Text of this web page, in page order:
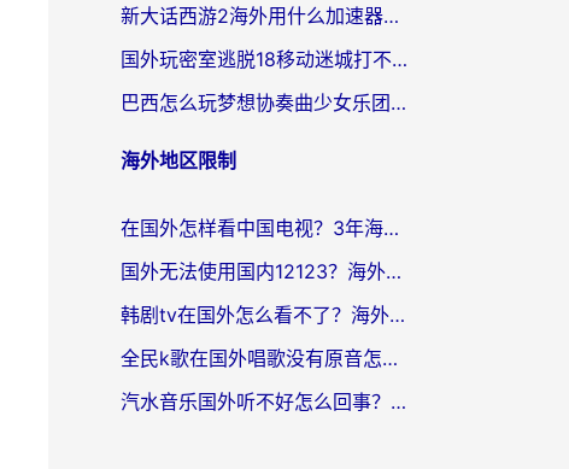
新大话西游2海外用什么加速器登录？老玩家亲测有效的国服游戏加速指南
国外玩密室逃脱18移动迷城打不开怎么办？海外玩家亲测有效的解决指南
巴西怎么玩梦想协奏曲少女乐团派对？海外党必看的国服游戏加速全攻略（附波兰天涯明月刀实用技巧）
海外地区限制
在国外怎样看中国电视？3年海外党亲测有效的追剧加速器指南
国外无法使用国内12123？海外华人必看：选对回国加速器，解决迪拜语音+12123访问难题
韩剧tv在国外怎么看不了？海外党追剧自由的终极解决方案来了
全民k歌在国外唱歌没有原音怎么办？别让地域限制毁了你的麦霸时刻
汽水音乐国外听不好怎么回事？海外党亲测有效的回国加速方案来了